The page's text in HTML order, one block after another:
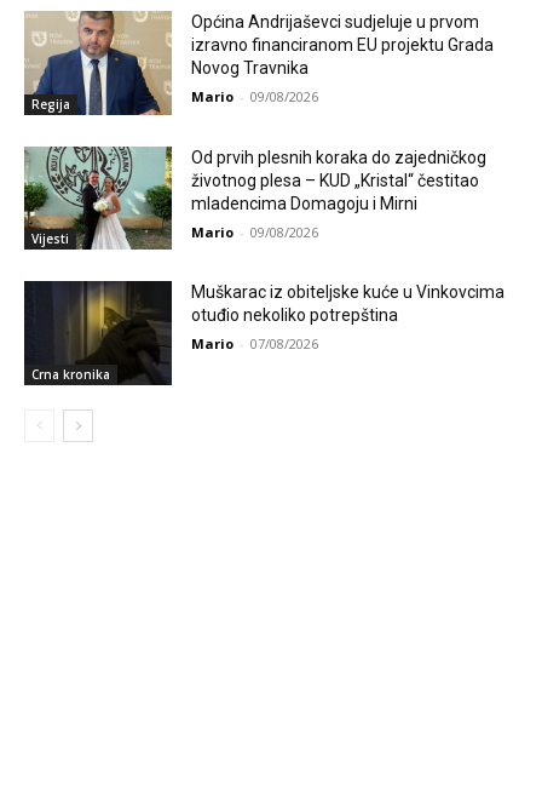
Regija
Općina Andrijaševci sudjeluje u prvom
izravno financiranom EU projektu Grada
Novog Travnika
Mario - 09/08/2026
Vijesti
Od prvih plesnih koraka do zajedničkog
životnog plesa – KUD „Kristal“ čestitao
mladencima Domagoju i Mirni
Mario - 09/08/2026
Crna kronika
Muškarac iz obiteljske kuće u Vinkovcima
otuđio nekoliko potrepština
Mario - 07/08/2026